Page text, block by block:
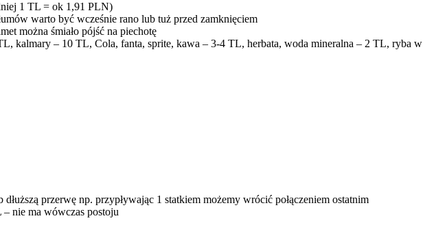
1 TL = ok 1,91 PLN)
warto być wcześnie rano lub tuż przed zamknięciem
można śmiało pójść na piechotę
kalmary – 10 TL, Cola, fanta, sprite, kawa – 3-4 TL, herbata, woda mineralna – 2 TL, ryba w
przerwę np. przypływając 1 statkiem możemy wrócić połączeniem ostatnim
nie ma wówczas postoju